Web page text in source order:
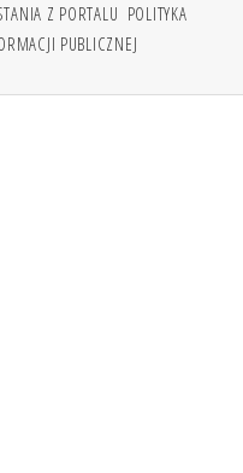
Z PORTALU POLITYKA
PUBLICZNEJ